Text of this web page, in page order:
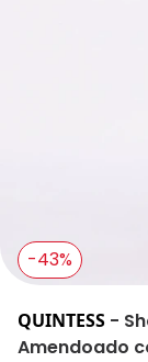
-43%
QUINTESS -
Amendoado